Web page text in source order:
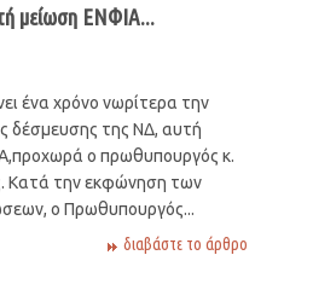
μείωση ΕΝΦΙΑ...
ένα χρόνο νωρίτερα την
δέσμευσης της ΝΔ, αυτή
ο πρωθυπουργός κ.
Κατά την εκφώνηση των
ο Πρωθυπουργός...
διαβάστε το άρθρο